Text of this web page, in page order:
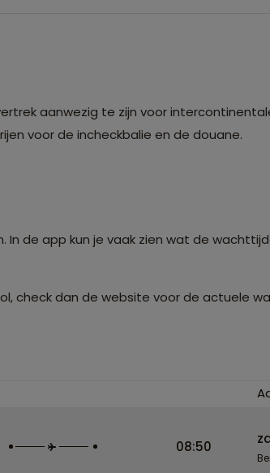
aanwezig te zijn voor
voor de incheckbalie en de douane.
de app kun je vaak zien wat de
check dan de website voor de actuele
08:50